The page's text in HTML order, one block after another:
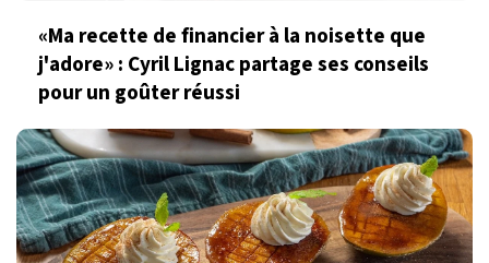
«Ma recette de financier à la noisette que
j'adore» : Cyril Lignac partage ses conseils
pour un goûter réussi